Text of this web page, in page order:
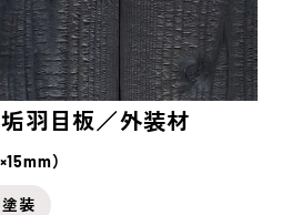
羽目板／外装材
）
装